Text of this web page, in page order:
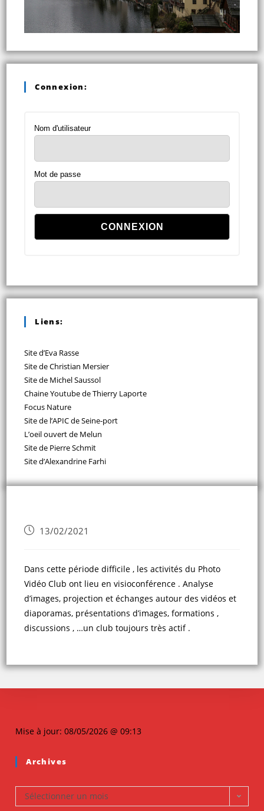
Connexion:
Nom d'utilisateur
Mot de passe
Liens:
Site d’Eva Rasse
Site de Christian Mersier
Site de Michel Saussol
Chaine Youtube de Thierry Laporte
Focus Nature
Site de l’APIC de Seine-port
L’oeil ouvert de Melun
Site de Pierre Schmit
Site d’Alexandrine Farhi
13/02/2021
Dans cette période difficile , les activités du Photo
Vidéo Club ont lieu en visioconférence . Analyse
d’images, projection et échanges autour des vidéos et
diaporamas, présentations d’images, formations ,
discussions , …un club toujours très actif .
Mise à jour: 08/05/2026 @ 09:13
Archives
Sélectionner un mois